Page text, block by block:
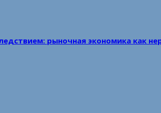
рыночная экономика как